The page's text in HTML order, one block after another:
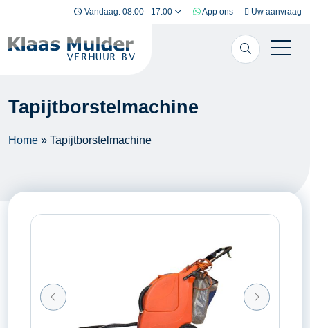
Ga naar inhoud Vandaag: 08:00 - 17:00 App ons Uw aanvraag
Tapijtborstelmachine
Home » Tapijtborstelmachine